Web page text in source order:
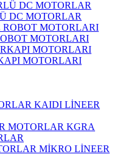
DC MOTORLAR
MOTORLARI
MOTORLARI
KAIDI LİNEER
KGRA
MİKRO LİNEER